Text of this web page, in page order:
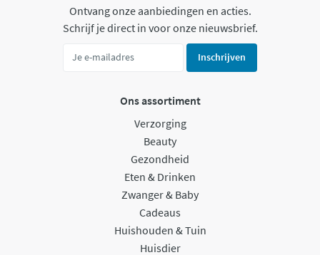
Ontvang onze aanbiedingen en acties.
Schrijf je direct in voor onze nieuwsbrief.
Inschrijven
Ons assortiment
Verzorging
Beauty
Gezondheid
Eten & Drinken
Zwanger & Baby
Cadeaus
Huishouden & Tuin
Huisdier